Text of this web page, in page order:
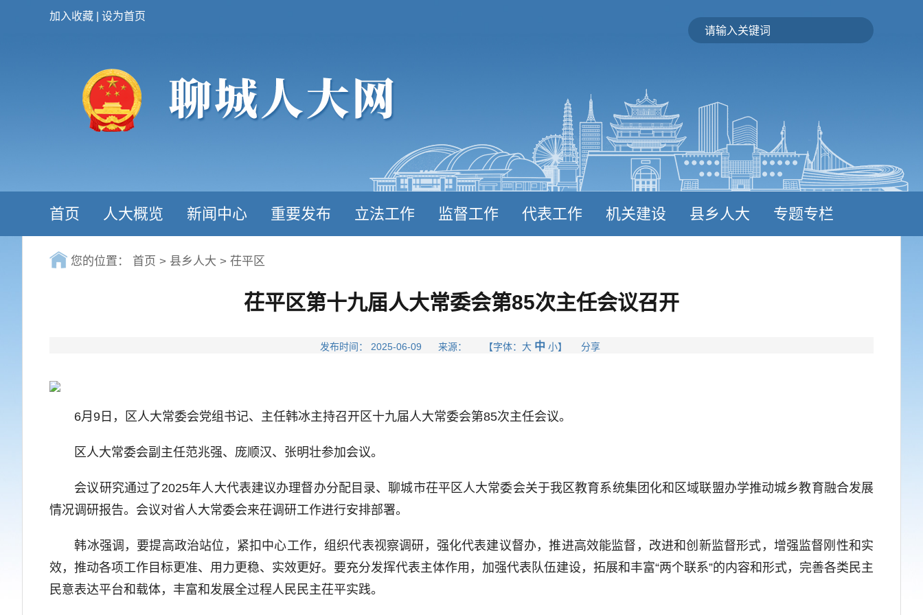
加入收藏 设为首页
首页 人大概览 新闻中心 重要发布 立法工作 监督工作 代表工作 机关建设 县乡人大 专题专栏
您的位置： 首页 > 县乡人大 > 茌平区
茌平区第十九届人大常委会第85次主任会议召开
发布时间： 2025-06-09 来源： 【字体： 大 中 小】 分享
6月9日，区人大常委会党组书记、主任韩冰主持召开区十九届人大常委会第85次主任会议。
区人大常委会副主任范兆强、庞顺汉、张明壮参加会议。
会议研究通过了2025年人大代表建议办理督办分配目录、聊城市茌平区人大常委会关于我区教育系统集团化和区域联盟办学推动城乡教育融合发展
情况调研报告。会议对省人大常委会来茌调研工作进行安排部署。
韩冰强调，要提高政治站位，紧扣中心工作，组织代表视察调研，强化代表建议督办，推进高效能监督，改进和创新监督形式，增强监督刚性和实
效，推动各项工作目标更准、用力更稳、实效更好。要充分发挥代表主体作用，加强代表队伍建设，拓展和丰富“两个联系”的内容和形式，完善各类民主
民意表达平台和载体，丰富和发展全过程人民民主茌平实践。